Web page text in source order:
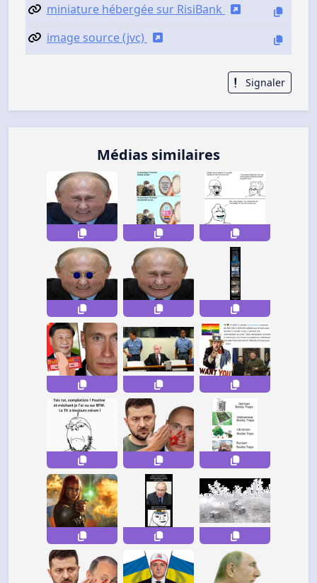
miniature hébergée sur RisiBank
image source (jvc)
Signaler
Médias similaires